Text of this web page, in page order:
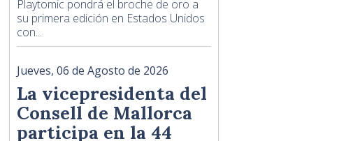
Playtomic pondrá el broche de oro a
su primera edición en Estados Unidos
con...
Jueves, 06 de Agosto de 2026
La vicepresidenta del
Consell de Mallorca
participa en la 44